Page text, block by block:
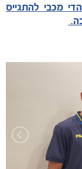
מכבי להתגייס